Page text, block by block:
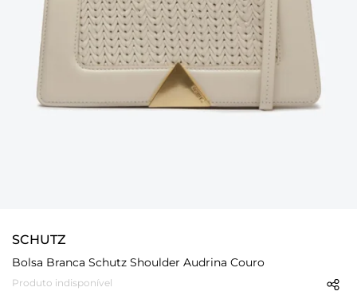
SCHUTZ
Bolsa Branca Schutz Shoulder Audrina Couro
Produto indisponível